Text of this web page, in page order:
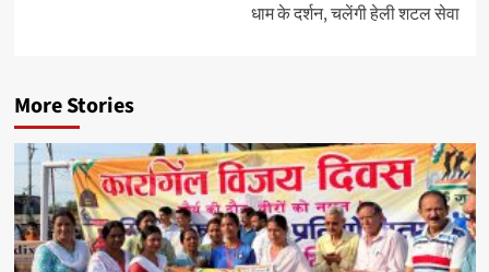
धाम के दर्शन, चलेंगी हेली शटल सेवा
More Stories